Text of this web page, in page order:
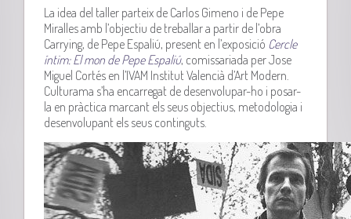
La idea del taller parteix de Carlos Gimeno i de Pepe
Miralles amb l’objectiu de treballar a partir de l’obra
Carrying, de Pepe Espaliú, present en l’exposició Cercle
íntim: El mon dePepeEspaliú, comissariada perJose
Miguel Cortés en l’IVAM Institut Valencià d’Art Modern.
Culturama s’ha encarregat de desenvolupar-ho i posar-
la en pràctica marcant els seus objectius, metodologia i
desenvolupant els seus continguts.